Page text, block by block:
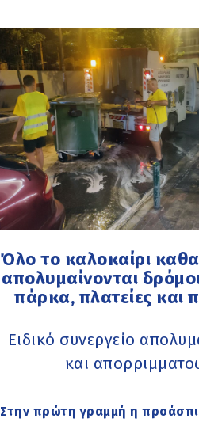
Όλο το καλοκαίρι
απολυμαίνονται
πάρκα, πλατείες και
Ειδικό συνεργείο
και
Στην πρώτη γραμμή η